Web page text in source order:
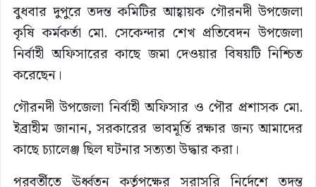
বুধবার দুপুরে তদন্ত কমিটির আহ্বায়ক গৌরনদী উপজেলা
কৃষি কর্মকর্তা মো. সেকেন্দার শেখ প্রতিবেদন উপজেলা
নির্বাহী অফিসারের কাছে জমা দেওয়ার বিষয়টি নিশ্চিত
করেছেন।
গৌরনদী উপজেলা নির্বাহী অফিসার ও পৌর প্রশাসক মো.
ইব্রাহীম জানান, সরকারের ভাবমূর্তি রক্ষার জন্য আমাদের
কাছে চ্যালেঞ্জ ছিল ঘটনার সত্যতা উদ্ধার করা।
পরবর্তীতে ঊর্ধ্বতন কর্তৃপক্ষের সরাসরি নির্দেশে তদন্ত